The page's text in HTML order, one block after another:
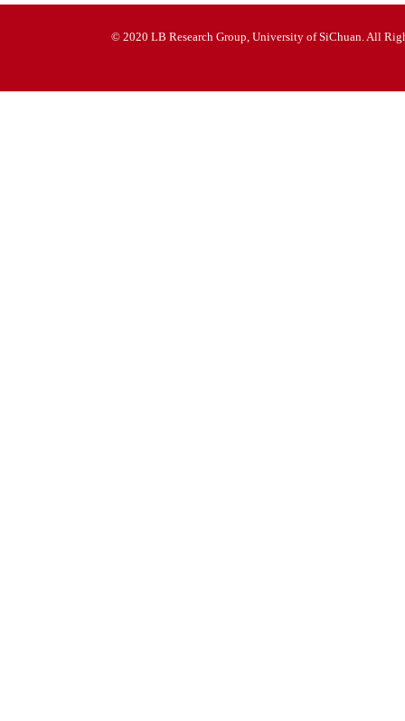
© 2020 LB Research Group, University of SiChuan. All